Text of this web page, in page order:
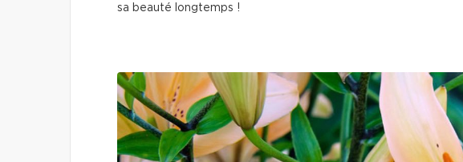
sa beauté longtemps !